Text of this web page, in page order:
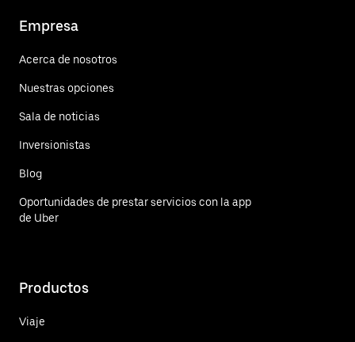
Empresa
Acerca de nosotros
Nuestras opciones
Sala de noticias
Inversionistas
Blog
Oportunidades de prestar servicios con la app
de Uber
Productos
Viaje